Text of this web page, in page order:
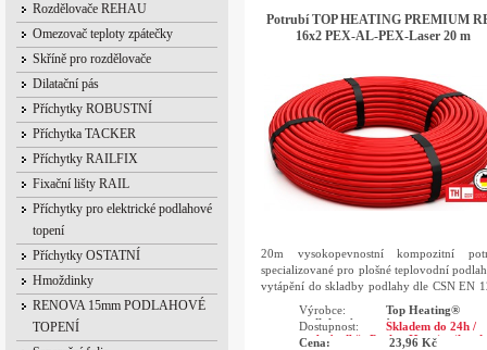
Rozdělovače REHAU
Omezovač teploty zpátečky
Skříně pro rozdělovače
Dilatační pás
Příchytky ROBUSTNÍ
Příchytka TACKER
Příchytky RAILFIX
Fixační lišty RAIL
Příchytky pro elektrické podlahové
topení
Příchytky OSTATNÍ
Hmoždinky
RENOVA 15mm PODLAHOVÉ
TOPENÍ
Potrubí TOP HEATING PREMIUM
16x2 PEX-AL-PEX-Laser 20 m
20m vysokopevnostní kompozitní
specializované pro plošné teplovodní
vytápění do skladby podlahy dle CSN EN
Výrobce:
Top Heating®
podlahové topení
Dostupnost:
Skladem do 24h /
osobní odběr Praha, Hranice ihned
Cena:
23,96 Kč